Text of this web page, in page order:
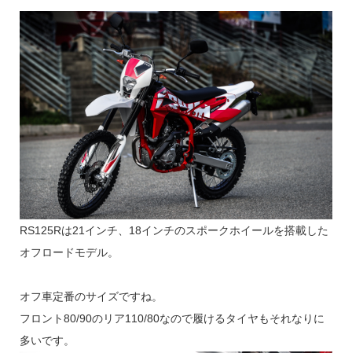
RS125Rは21インチ、18インチのスポークホイールを搭載した
オフロードモデル。
オフ車定番のサイズですね。
フロント80/90のリア110/80なので履けるタイヤもそれなりに
多いです。